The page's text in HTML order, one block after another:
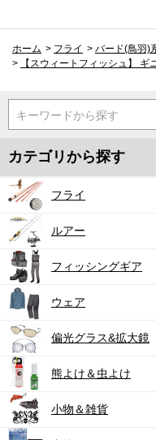
ホーム > フライ > バード(鳥羽)
>
【スウィートフィッシュ】
キーワードから探す
カテゴリから探す
フライ
ルアー
フィッシングギア
ウェア
偏光グラス&拡大鏡
熊よけ＆虫よけ
小物＆雑貨